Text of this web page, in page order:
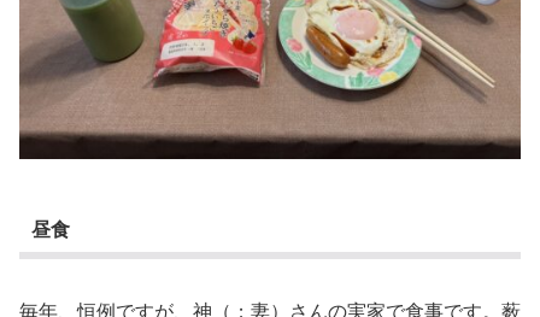
昼食
毎年、恒例ですが、神（；妻）さんの実家で食事です。薮